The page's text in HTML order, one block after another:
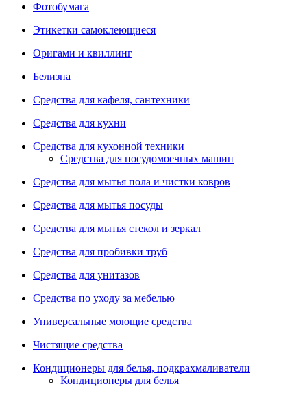
Фотобумага
Этикетки самоклеющиеся
Оригами и квиллинг
Белизна
Средства для кафеля, сантехники
Средства для кухни
Средства для кухонной техники
Средства для посудомоечных машин
Средства для мытья пола и чистки ковров
Средства для мытья посуды
Средства для мытья стекол и зеркал
Средства для пробивки труб
Средства для унитазов
Средства по уходу за мебелью
Универсальные моющие средства
Чистящие средства
Кондиционеры для белья, подкрахмаливатели
Кондиционеры для белья